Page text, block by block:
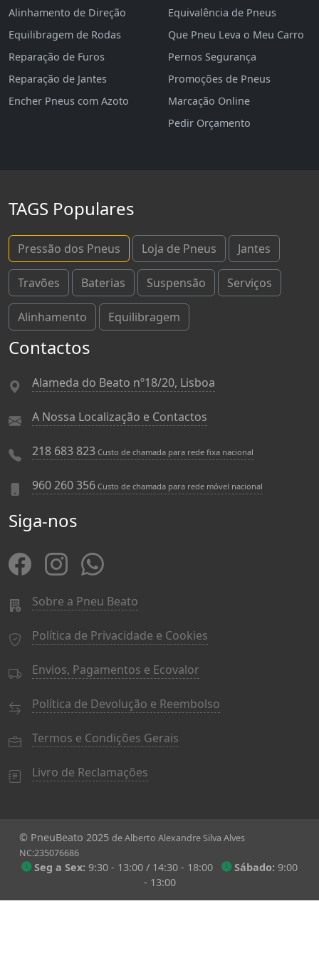
Alinhamento de Direção
Equilibragem de Rodas
Reparação de Furos
Reparação de Jantes
Encher Pneus com Azoto
Equivalência de Pneus
Que Pneu Leva o Meu Carro
Pernos Segurança
Promoções de Pneus
Marcação Online
Pedir Orçamento
TAGS Populares
Pressão dos Pneus Loja de Pneus Jantes
Travões Baterias Suspensão Serviços
Alinhamento Equilibragem
Contactos
Alameda do Beato nº18/20, Lisboa
A Nossa Localização e Contactos
218 683 823 Custo de chamada para rede fixa nacional
960 260 356 Custo de chamada para rede móvel nacional
Siga-nos
Sobre a Pneu Beato
Política de Privacidade e Cookies
Envios, Pagamentos e Ecovalor
Política de Devolução e Reembolso
Termos e Condições Gerais
Livro de Reclamações
© PneuBeato 2025 de Alberto Alexandre Silva Alves
NC:235076686
Seg a Sex: 9:30 - 13:00 / 14:30 - 18:00 Sábado: 9:00
- 13:00